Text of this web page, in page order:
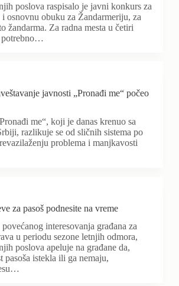
poslova raspisalo je javni konkurs za
osnovnu obuku za Žandarmeriju, za
žandarma. Za radna mesta u četiri
potrebno…
javnosti „Pronađi me“ počeo
me“, koji je danas krenuo sa
razlikuje se od sličnih sistema po
problema i manjkavosti
za pasoš podnesite na vreme
interesovanja građana za
u periodu sezone letnjih odmora,
poslova apeluje na građane da,
istekla ili ga nemaju,